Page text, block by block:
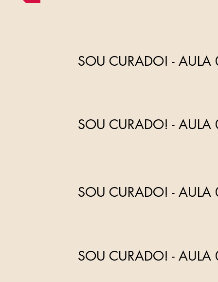
SOU CURADO! - AULA
SOU CURADO! -
SOU CURADO! -
SOU CURADO! -